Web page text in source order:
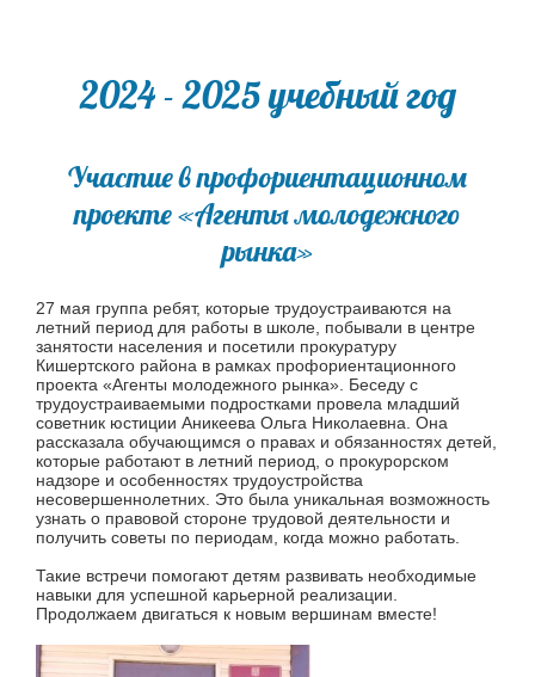
2024 - 2025 учебный год
Участие в профориентационном
проекте «Агенты молодежного
рынка»
27 мая группа ребят, которые трудоустраиваются на
летний период для работы в школе, побывали в центре
занятости населения и посетили прокуратуру
Кишертского района в рамках профориентационного
проекта «Агенты молодежного рынка». Беседу с
трудоустраиваемыми подростками провела младший
советник юстиции Аникеева Ольга Николаевна. Она
рассказала обучающимся о правах и обязанностях детей,
которые работают в летний период, о прокурорском
надзоре и особенностях трудоустройства
несовершеннолетних. Это была уникальная возможность
узнать о правовой стороне трудовой деятельности и
получить советы по периодам, когда можно работать.
Такие встречи помогают детям развивать необходимые
навыки для успешной карьерной реализации.
Продолжаем двигаться к новым вершинам вместе!